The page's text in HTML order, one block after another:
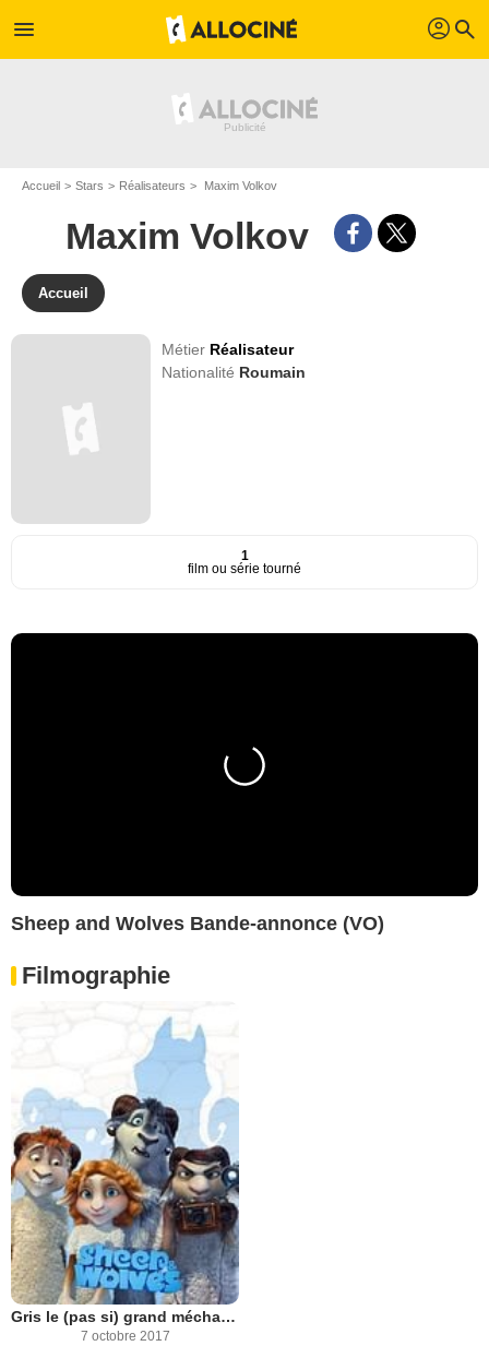
menu profil search
Accueil Stars Réalisateurs Maxim Volkov
Maxim Volkov
Accueil
Métier Réalisateur
Nationalité Roumain
1
film ou série tourné
Sheep and Wolves Bande-annonce (VO)
Filmographie
Gris le (pas si) grand méchant loup
7 octobre 2017